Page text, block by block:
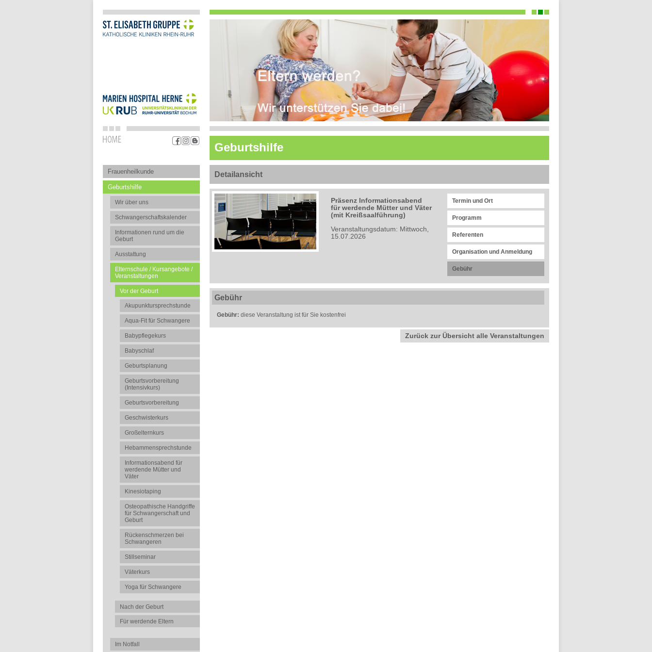
Geburtshilfe
Frauenheilkunde
Geburtshilfe
Wir über uns
Schwangerschaftskalender
Informationen rund um die
Geburt
Ausstattung
Elternschule / Kursangebote /
Veranstaltungen
Vor der Geburt
Akupunktursprechstunde
Aqua-Fit für Schwangere
Babypflegekurs
Babyschlaf
Geburtsplanung
Geburtsvorbereitung
(Intensivkurs)
Geburtsvorbereitung
Geschwisterkurs
Großelternkurs
Hebammensprechstunde
Informationsabend für
werdende Mütter und
Väter
Kinesiotaping
Osteopathische Handgriffe
für Schwangerschaft und
Geburt
Rückenschmerzen bei
Schwangeren
Stillseminar
Väterkurs
Yoga für Schwangere
Nach der Geburt
Für werdende Eltern
Im Notfall
Detailansicht
Präsenz Informationsabend
für werdende Mütter und Väter
(mit Kreißsaalführung)
Veranstaltungsdatum: Mittwoch,
15.07.2026
Termin und Ort
Programm
Referenten
Organisation und Anmeldung
Gebühr
Gebühr
Gebühr: diese Veranstaltung ist für Sie kostenfrei
Zurück zur Übersicht alle Veranstaltungen